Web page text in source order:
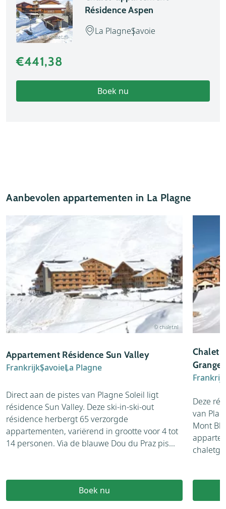
© chalet.nl
Résidence Aspen
La PlagneSavoie
€441,38
Boek nu
Aanbevolen appartementen in La Plagne
© chalet.nl
Appartement Résidence Sun Valley
FrankrijkSavoieLa Plagne
Direct aan de pistes van Plagne Soleil ligt
résidence Sun Valley. Deze ski-in-ski-out
résidence herbergt 65 verzorgde
appartementen, variërend in grootte voor 4 tot
14 personen. Via de blauwe Dou du Praz pis...
Boek nu
Chalet-
Frankrijk
Deze
van
Mont